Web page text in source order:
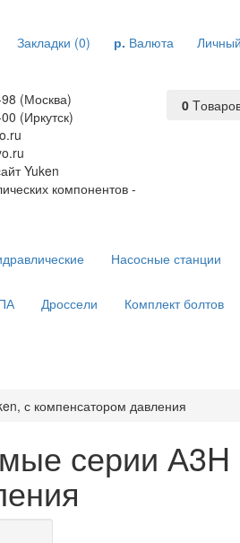
р. Валюта
Закладки (0)
(Москва)
(Иркутск)
Yuken
компонентов -
0
Насосные станции
Дроссели Комплект болтов
с компенсатором давления
серии А3H